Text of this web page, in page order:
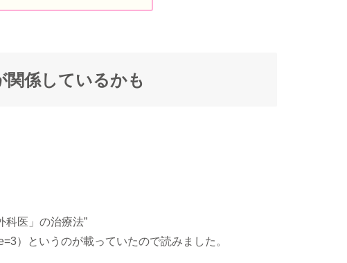
関係しているかも
医」の治療法”
）というのが載っていたので読みました。